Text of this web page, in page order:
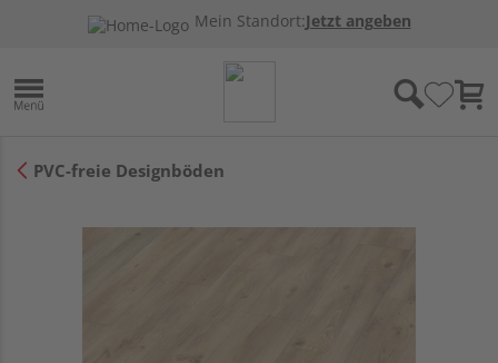
Mein Standort:Jetzt angeben
PVC-freie Designböden